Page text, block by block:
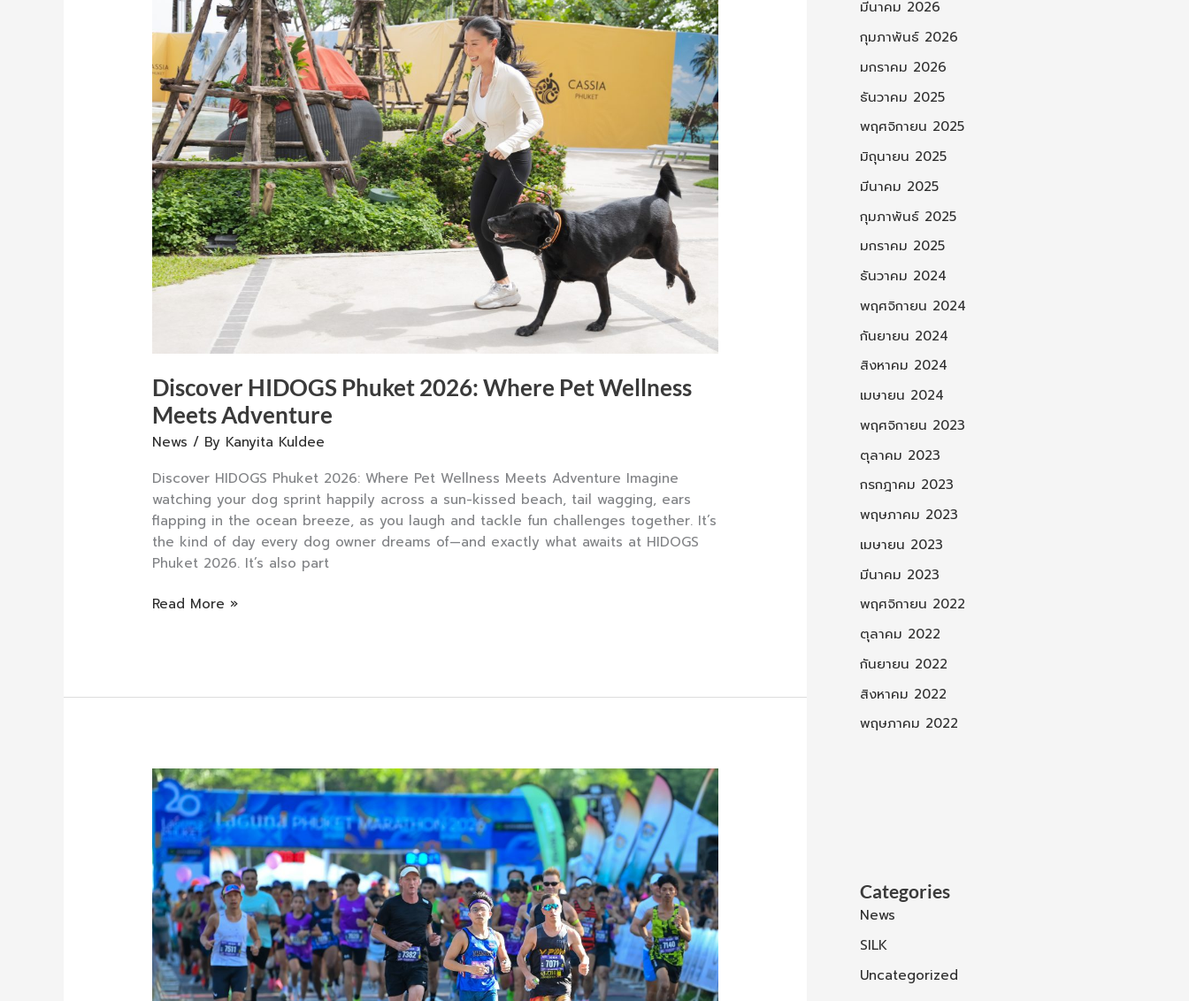
Discover HIDOGS Phuket 2026: Where Pet Wellness
Meets Adventure
News / By Kanyita Kuldee
Discover HIDOGS Phuket 2026: Where Pet Wellness Meets Adventure Imagine
watching your dog sprint happily across a sun-kissed beach, tail wagging, ears
flapping in the ocean breeze, as you laugh and tackle fun challenges together. It’s
the kind of day every dog owner dreams of—and exactly what awaits at HIDOGS
Phuket 2026. It’s also part
HIDOGS
Phuket
2026:
Where
Pet
Wellness
Meets
Adventure
Read More »
Reflections
on
the
Laguna
Phuket
Marathon
2026:
A
Celebration
to
Remember
มีนาคม 2026
กุมภาพันธ์ 2026
มกราคม 2026
ธันวาคม 2025
พฤศจิกายน 2025
มิถุนายน 2025
มีนาคม 2025
กุมภาพันธ์ 2025
มกราคม 2025
ธันวาคม 2024
พฤศจิกายน 2024
กันยายน 2024
สิงหาคม 2024
เมษายน 2024
พฤศจิกายน 2023
ตุลาคม 2023
กรกฎาคม 2023
พฤษภาคม 2023
เมษายน 2023
มีนาคม 2023
พฤศจิกายน 2022
ตุลาคม 2022
กันยายน 2022
สิงหาคม 2022
พฤษภาคม 2022
Categories
News
SILK
Uncategorized